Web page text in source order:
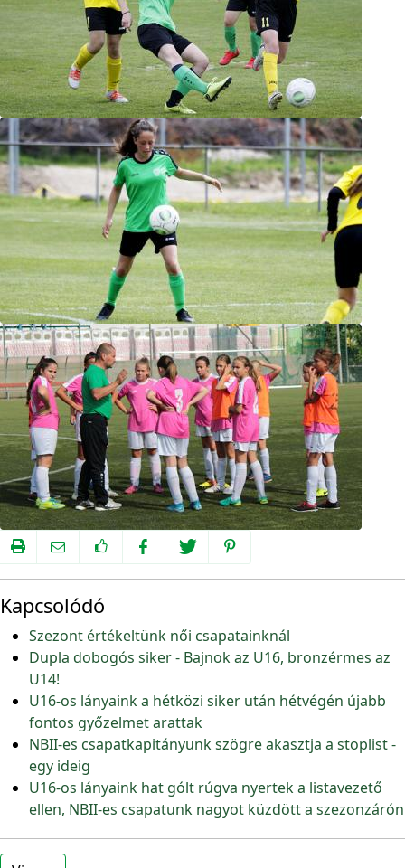
Kapcsolódó
Szezont értékeltünk női csapatainknál
Dupla dobogós siker - Bajnok az U16, bronzérmes az
U14!
U16-os lányaink a hétközi siker után hétvégén újabb
fontos győzelmet arattak
NBII-es csapatkapitányunk szögre akasztja a stoplist -
egy ideig
U16-os lányaink hat gólt rúgva nyertek a listavezető
ellen, NBII-es csapatunk nagyot küzdött a szezonzárón